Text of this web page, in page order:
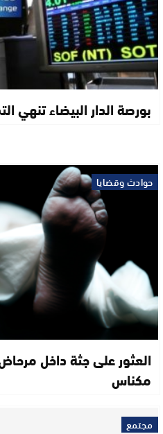
بورصة الدار البيضاء تنهي
حوادث وقضايا
العثور على جثة داخل
مكناس
مجتمع